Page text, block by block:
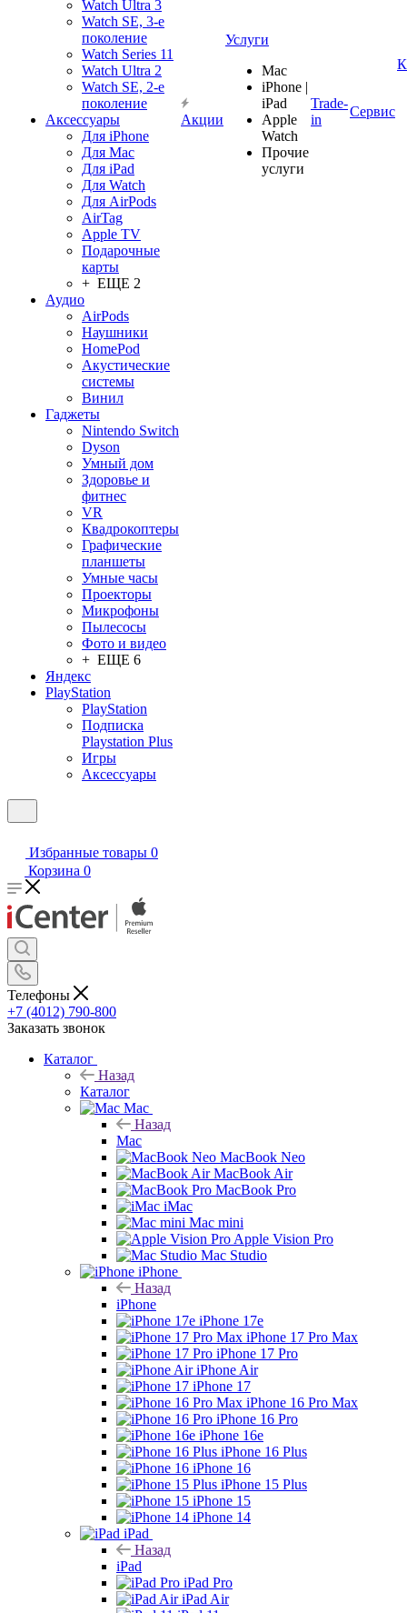
Watch Ultra 3
Watch SE, 3-е
поколение
Watch Series 11
Watch Ultra 2
Watch SE, 2-е
поколение
Аксессуары
Для iPhone
Для Mac
Для iPad
Для Watch
Для AirPods
AirTag
Apple TV
Подарочные
карты
+ ЕЩЕ 2
Аудио
AirPods
Наушники
HomePod
Акустические
системы
Винил
Гаджеты
Nintendo Switch
Dyson
Умный дом
Здоровье и
фитнес
VR
Квадрокоптеры
Графические
планшеты
Умные часы
Проекторы
Микрофоны
Пылесосы
Фото и видео
+ ЕЩЕ 6
Яндекс
PlayStation
PlayStation
Подписка
Playstation Plus
Игры
Аксессуары
Акции
Услуги
Mac
iPhone |
iPad
Apple
Watch
Прочие
услуги
Trade-
in
Сервис
Избранные товары 0
Корзина 0
Телефоны
+7 (4012) 790-800
Заказать звонок
Каталог
Назад
Каталог
Mac
Назад
Mac
MacBook Neo
MacBook Air
MacBook Pro
iMac
Mac mini
Apple Vision Pro
Mac Studio
iPhone
Назад
iPhone
iPhone 17e
iPhone 17 Pro Max
iPhone 17 Pro
iPhone Air
iPhone 17
iPhone 16 Pro Max
iPhone 16 Pro
iPhone 16e
iPhone 16 Plus
iPhone 16
iPhone 15 Plus
iPhone 15
iPhone 14
iPad
Назад
iPad
iPad Pro
iPad Air